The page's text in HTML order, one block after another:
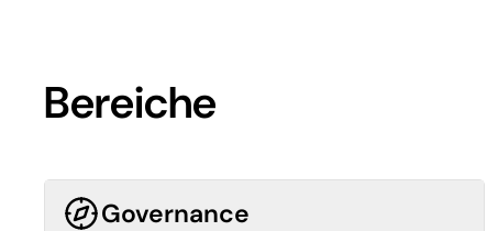
Bereiche
Governance